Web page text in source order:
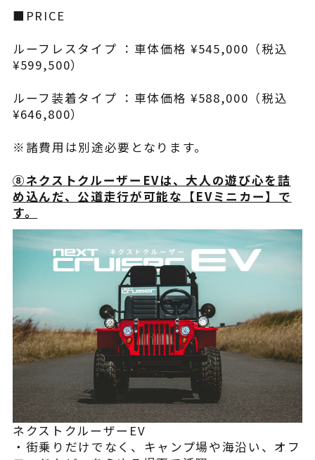
■PRICE
ルーフレスタイプ ：車体価格 ¥545,000（税込
¥599,500）
ルーフ装着タイプ ：車体価格 ¥588,000（税込
¥646,800）
※諸費用は別途必要となります。
⑧ネクストクルーザーEVは、大人の遊び心を詰
め込んだ、公道走行が可能な【EVミニカー】で
す。
ネクストクルーザーEV
・街乗りだけでなく、キャンプ場や海沿い、オフ